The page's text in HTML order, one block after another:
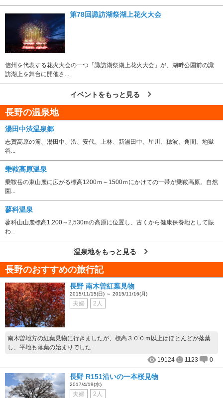
第78回諏訪湖祭湖上花火大会
信州を代表する花火大会の一つ「諏訪湖祭湖上花火大会」が、湖畔公園前の諏
訪湖上を舞台に開催さ...
イベントをもっと見る
長野の温泉地
湯田中渋温泉郷
志賀高原の麓、湯田中、渋、安代、上林、新湯田中、星川、穂波、角間、地獄
谷...
乗鞍高原温泉
乗鞍岳の東山麓に広がる標高1200ｍ～1500ｍにかけての一帯が乗鞍高原。自然
園...
蓼科温泉
蓼科山山麓標高1,200～2,530mの高原に位置し、古くから健康保養地として賑
わ...
温泉地をもっと見る
長野のおすすめの旅行記
長野 南木曽紅葉見物
2015/11/15(日) ～ 2015/11/16(月)
夫婦 2人
南木曽地方の紅葉見物に行きましたが、標高３００ｍ以上はほとんどが落葉
し、平地も落葉の始まりでした...
19124
1123 0
長野 R151沿いの一本桜見物
2017/4/19(水)
夫婦 2人